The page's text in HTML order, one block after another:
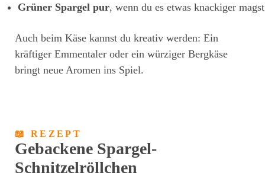
Grüner Spargel pur, wenn du es etwas knackiger magst
Auch beim Käse kannst du kreativ werden: Ein
kräftiger Emmentaler oder ein würziger Bergkäse
bringt neue Aromen ins Spiel.
📖 REZEPT
Gebackene Spargel-
Schnitzelröllchen